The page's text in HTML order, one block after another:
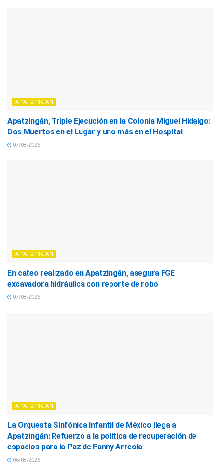
APATZINGÁN
Apatzingán, Triple Ejecución en la Colonia Miguel Hidalgo:
Dos Muertos en el Lugar y uno más en el Hospital
07/08/2026
APATZINGÁN
En cateo realizado en Apatzingán, asegura FGE
excavadora hidráulica con reporte de robo
07/08/2026
APATZINGÁN
La Orquesta Sinfónica Infantil de México llega a
Apatzingán: Refuerzo a la política de recuperación de
espacios para la Paz de Fanny Arreola
06/08/2026